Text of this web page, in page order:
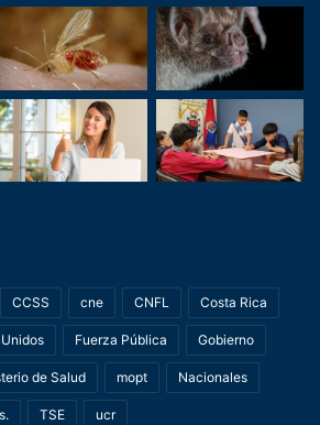
CCSS cne CNFL Costa Rica
Fuerza Pública Gobierno
de Salud mopt Nacionales
TSE ucr